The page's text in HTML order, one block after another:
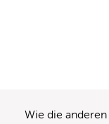
Wie die